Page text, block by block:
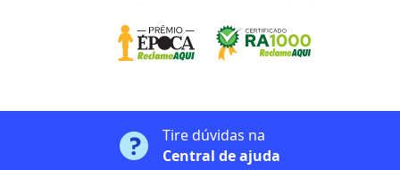
Tire dúvidas na
Central de ajuda